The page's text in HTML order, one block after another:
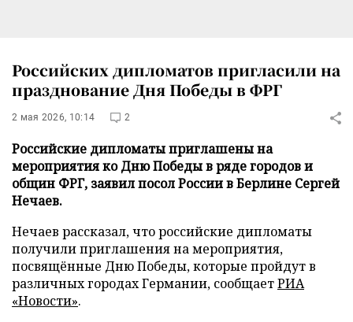
Российских дипломатов пригласили на
празднование Дня Победы в ФРГ
2 мая 2026, 10:14 2
Российские дипломаты приглашены на
мероприятия ко Дню Победы в ряде городов и
общин ФРГ, заявил посол России в Берлине Сергей
Нечаев.
Нечаев рассказал, что российские дипломаты
получили приглашения на мероприятия,
посвящённые Дню Победы, которые пройдут в
различных городах Германии, сообщаетРИА
«Новости».